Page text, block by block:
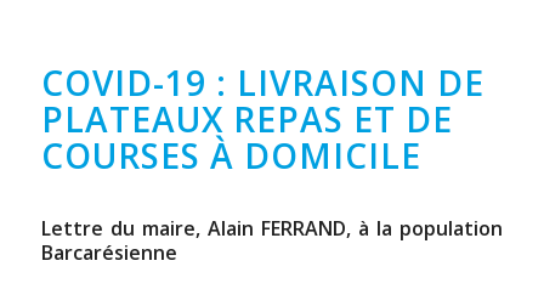
COVID-19 : LIVRAISON DE
PLATEAUX REPAS ET DE
COURSES À DOMICILE
Lettre du maire, Alain FERRAND, à la population
Barcarésienne